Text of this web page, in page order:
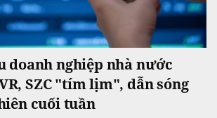
doanh nghiệp nhà nước
SZC "tím lịm", dẫn sóng
cuối tuần